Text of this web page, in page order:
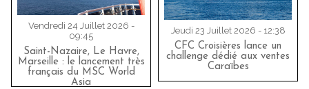
Vendredi 24 Juillet 2026 -
09:45
Saint-Nazaire, Le Havre,
Marseille : le lancement très
français du MSC World
Asia
Jeudi 23 Juillet 2026 - 12:38
CFC Croisières lance un
challenge dédié aux ventes
Caraïbes